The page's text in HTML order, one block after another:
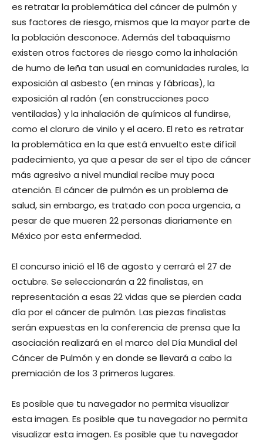
es retratar la problemática del cáncer de pulmón y
sus factores de riesgo, mismos que la mayor parte de
la población desconoce. Además del tabaquismo
existen otros factores de riesgo como la inhalación
de humo de leña tan usual en comunidades rurales, la
exposición al asbesto (en minas y fábricas), la
exposición al radón (en construcciones poco
ventiladas) y la inhalación de químicos al fundirse,
como el cloruro de vinilo y el acero. El reto es retratar
la problemática en la que está envuelto este difícil
padecimiento, ya que a pesar de ser el tipo de cáncer
más agresivo a nivel mundial recibe muy poca
atención. El cáncer de pulmón es un problema de
salud, sin embargo, es tratado con poca urgencia, a
pesar de que mueren 22 personas diariamente en
México por esta enfermedad.
El concurso inició el 16 de agosto y cerrará el 27 de
octubre. Se seleccionarán a 22 finalistas, en
representación a esas 22 vidas que se pierden cada
día por el cáncer de pulmón. Las piezas finalistas
serán expuestas en la conferencia de prensa que la
asociación realizará en el marco del Día Mundial del
Cáncer de Pulmón y en donde se llevará a cabo la
premiación de los 3 primeros lugares.
Es posible que tu navegador no permita visualizar
esta imagen. Es posible que tu navegador no permita
visualizar esta imagen. Es posible que tu navegador